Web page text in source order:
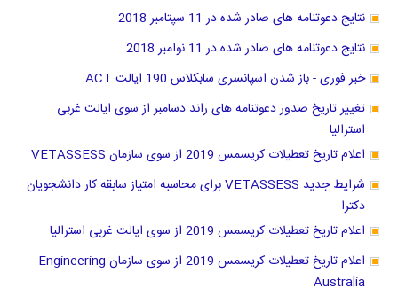
نتایج دعوتنامه های صادر شده در 11 سپتامبر 2018
نتایج دعوتنامه های صادر شده در 11 نوامبر 2018
خبر فوری - باز شدن اسپانسری سابکلاس 190 ایالت ACT
تغییر تاریخ صدور دعوتنامه های راند دسامبر از سوی ایالت غربی
استرالیا
اعلام تاریخ تعطیلات کریسمس 2019 از سوی سازمان VETASSESS
شرایط جدید VETASSESS برای محاسبه امتیاز سابقه کار دانشجویان
دکترا
اعلام تاریخ تعطیلات کریسمس 2019 از سوی ایالت غربی استرالیا
اعلام تاریخ تعطیلات کریسمس 2019 از سوی سازمان Engineering
Australia